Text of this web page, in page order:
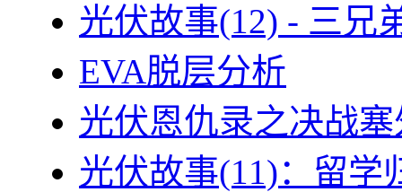
光伏故事(12) - 三兄
EVA脱层分析
光伏恩仇录之决战
光伏故事(11)：留学